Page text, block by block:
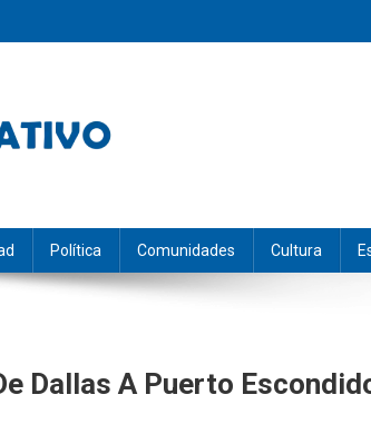
Política Comunidades Cultura
Dallas A Puerto